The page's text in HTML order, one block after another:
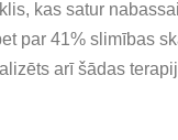
kas satur
par 41% slimības
arī šādas